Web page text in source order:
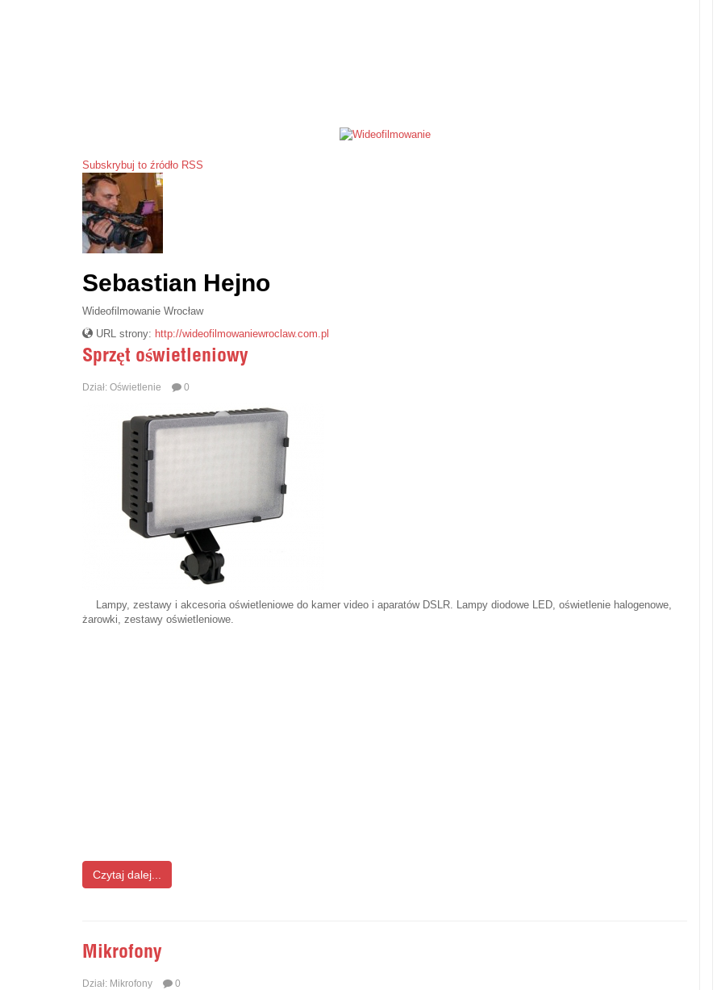
Subskrybuj to źródło RSS
Sebastian Hejno
Wideofilmowanie Wrocław
URL strony: http://wideofilmowaniewroclaw.com.pl
Sprzęt oświetleniowy
Dział: Oświetlenie 0
Lampy, zestawy i akcesoria oświetleniowe do kamer video i aparatów DSLR. Lampy diodowe LED, oświetlenie halogenowe,
żarowki, zestawy oświetleniowe.
Czytaj dalej...
Mikrofony
Dział: Mikrofony 0